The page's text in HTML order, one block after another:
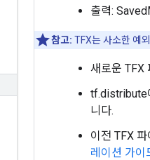
출력:
참고: TFX는 사소한 예
새로운 TFX
tf.distribute
니다.
이전 TFX
레이션 가이